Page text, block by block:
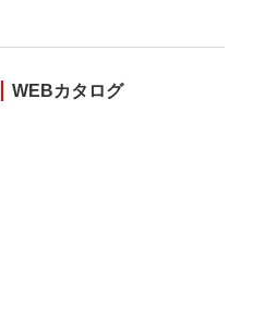
WEBカタログ